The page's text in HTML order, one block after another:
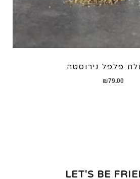
פלפל נירוסטה
₪79.00
LET'S BE